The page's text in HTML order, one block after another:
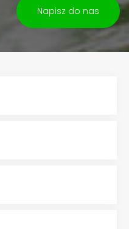
Napisz do nas